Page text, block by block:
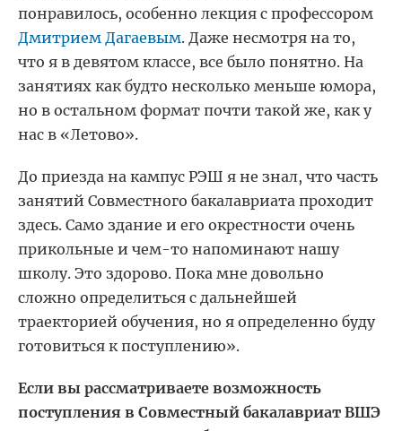
понравилось, особенно лекция с профессором
Дмитрием Дагаевым. Даже несмотря на то,
что я в девятом классе, все было понятно. На
занятиях как будто несколько меньше юмора,
но в остальном формат почти такой же, как у
нас в «Летово».
До приезда на кампус РЭШ я не знал, что часть
занятий Совместного бакалавриата проходит
здесь. Само здание и его окрестности очень
прикольные и чем-то напоминают нашу
школу. Это здорово. Пока мне довольно
сложно определиться с дальнейшей
траекторией обучения, но я определенно буду
готовиться к поступлению».
Если вы рассматриваете возможность
поступления в Совместный бакалавриат ВШЭ